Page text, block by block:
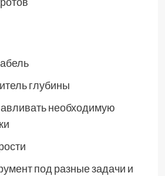
глубины
необходимую
под разные задачи и